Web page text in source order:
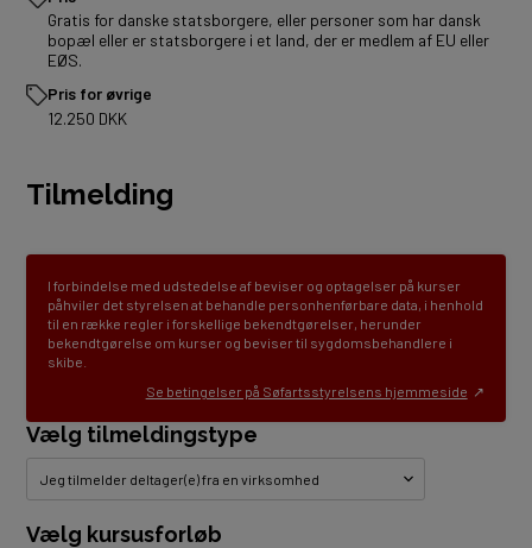
Gratis for danske statsborgere, eller personer som har dansk
bopæl eller er statsborgere i et land, der er medlem af EU eller
EØS.
Pris for øvrige
12.250 DKK
Tilmelding
Vælg tilmeldingstype
Vælg kursusforløb
I forbindelse med udstedelse af beviser og optagelser på kurser
påhviler det styrelsen at behandle personhenførbare data, i henhold
til en række regler i forskellige bekendtgørelser, herunder
bekendtgørelse om kurser og beviser til sygdomsbehandlere i
skibe.
Se betingelser på Søfartsstyrelsens hjemmeside